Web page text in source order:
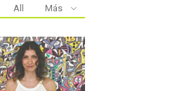
All Más